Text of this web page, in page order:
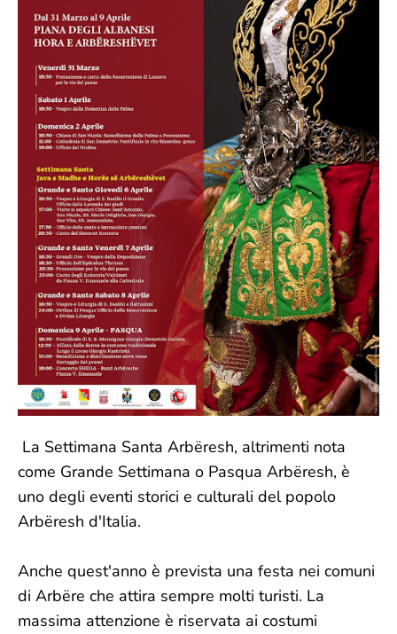
La Settimana Santa Arbëresh, altrimenti nota
come Grande Settimana o Pasqua Arbëresh, è
uno degli eventi storici e culturali del popolo
Arbëresh d'Italia.
Anche quest'anno è prevista una festa nei comuni
di Arbëre che attira sempre molti turisti. La
massima attenzione è riservata ai costumi